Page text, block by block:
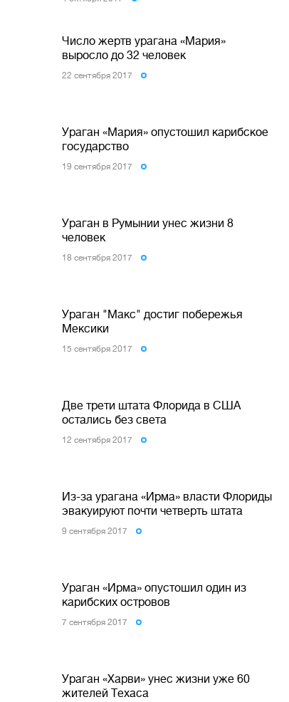
Число жертв урагана «Мария»
выросло до 32 человек
22 сентября 2017
Ураган «Мария» опустошил карибское
государство
19 сентября 2017
Ураган в Румынии унес жизни 8
человек
18 сентября 2017
Ураган "Макс" достиг побережья
Мексики
15 сентября 2017
Две трети штата Флорида в США
остались без света
12 сентября 2017
Из-за урагана «Ирма» власти Флориды
эвакуируют почти четверть штата
9 сентября 2017
Ураган «Ирма» опустошил один из
карибских островов
7 сентября 2017
Ураган «Харви» унес жизни уже 60
жителей Техаса